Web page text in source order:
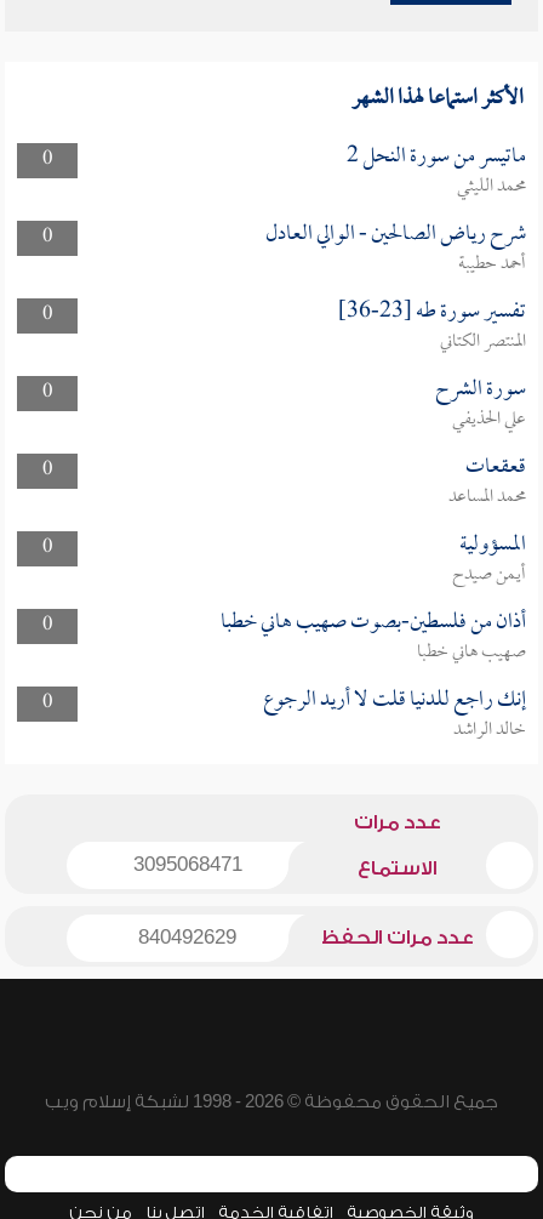
الأكثر استماعا لهذا الشهر
0 ماتيسر من سورة النحل 2
محمد الليثي
0
شرح رياض الصالحين - الوالي العادل
أحمد حطيبة
0
تفسير سورة طه [23-36]
المنتصر الكتاني
0
سورة الشرح
علي الحذيفي
0
قعقعات
محمد المساعد
0
المسؤولية
أيمن صيدح
0
أذان من فلسطين-بصوت صهيب هاني خطبا
صهيب هاني خطبا
0
إنك راجع للدنيا قلت لا أريد الرجوع
خالد الراشد
عدد مرات
الاستماع 3095068471
عدد مرات الحفظ 840492629
جميع الحقوق محفوظة © 2026 - 1998 لشبكة إسلام ويب
وثيقة الخصوصية اتفاقية الخدمة اتصل بنا من نحن